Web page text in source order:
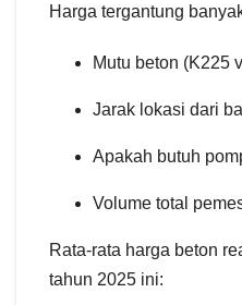
Harga tergantung
Mutu beton (K225
Jarak lokasi dari
Apakah butuh
Volume total
Rata-rata harga beton
tahun 2025 ini: